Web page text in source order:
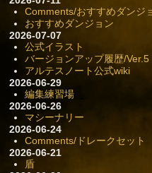
Comments/おすすめダンジ
おすすめダンジョン
2026-07-07
公式イラスト
バージョンアップ履歴/Ver.5
アルテスノート公式wiki
2026-06-29
編集練習場
2026-06-26
マシーナリー
2026-06-24
Comments/ドレークセット
2026-06-21
盾